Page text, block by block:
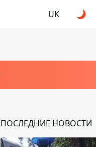
UK
ПОСЛЕДНИЕ НОВОСТИ